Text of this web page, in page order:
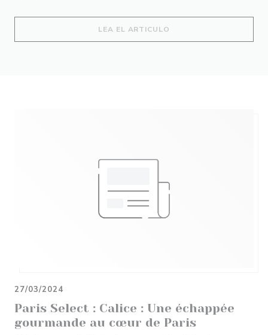
LEA EL ARTICULO
Paris Select : Calice : Une échappée
gourmande au cœur de Paris
27/03/2024